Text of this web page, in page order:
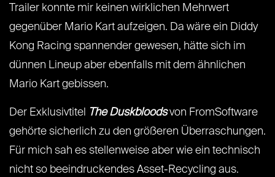
Trailer konnte mir keinen wirklichen Mehrwert
gegenüber Mario Kart aufzeigen. Da wäre ein Diddy
Kong Racing spannender gewesen, hätte sich im
dünnen Lineup aber ebenfalls mit dem ähnlichen
Mario Kart gebissen.
Der Exklusivtitel The Duskbloodsvon FromSoftware
gehörte sicherlich zu den größeren Überraschungen.
Für mich sah es stellenweise aber wie ein technisch
nicht so beeindruckendes Asset-Recycling aus.